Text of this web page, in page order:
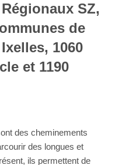
SZ,
de
1060
et 1190
des cheminements
des longues et
ils permettent de